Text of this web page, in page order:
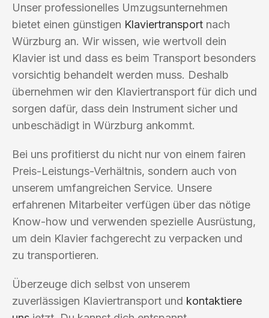
Unser professionelles Umzugsunternehmen
bietet einen günstigen Klaviertransport nach
Würzburg an. Wir wissen, wie wertvoll dein
Klavier ist und dass es beim Transport besonders
vorsichtig behandelt werden muss. Deshalb
übernehmen wir den Klaviertransport für dich und
sorgen dafür, dass dein Instrument sicher und
unbeschädigt in Würzburg ankommt.
Bei uns profitierst du nicht nur von einem fairen
Preis-Leistungs-Verhältnis, sondern auch von
unserem umfangreichen Service. Unsere
erfahrenen Mitarbeiter verfügen über das nötige
Know-how und verwenden spezielle Ausrüstung,
um dein Klavier fachgerecht zu verpacken und
zu transportieren.
Überzeuge dich selbst von unserem
zuverlässigen Klaviertransport und kontaktiere